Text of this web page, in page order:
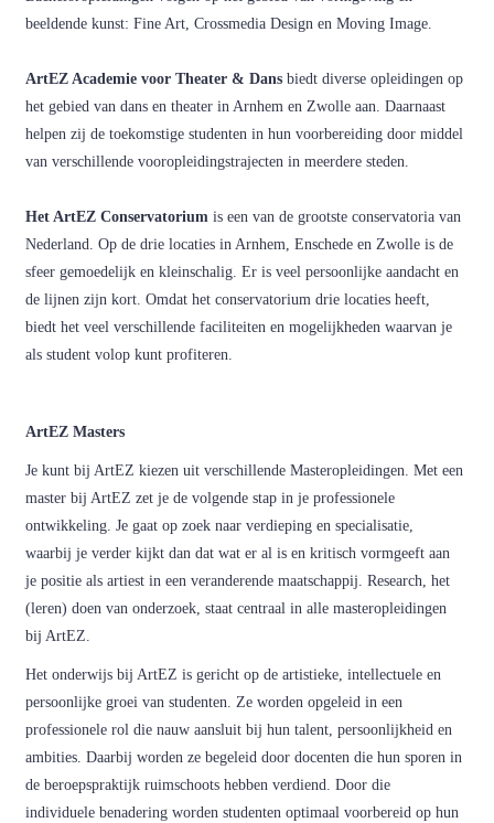
beeldende kunst: Fine Art, Crossmedia Design en Moving Image.
ArtEZ Academie voor Theater & Dans biedt diverse opleidingen op
het gebied van dans en theater in Arnhem en Zwolle aan. Daarnaast
helpen zij de toekomstige studenten in hun voorbereiding door middel
van verschillende vooropleidingstrajecten in meerdere steden.
Het ArtEZ Conservatorium is een van de grootste conservatoria van
Nederland. Op de drie locaties in Arnhem, Enschede en Zwolle is de
sfeer gemoedelijk en kleinschalig. Er is veel persoonlijke aandacht en
de lijnen zijn kort. Omdat het conservatorium drie locaties heeft,
biedt het veel verschillende faciliteiten en mogelijkheden waarvan je
als student volop kunt profiteren.
ArtEZ Masters
Je kunt bij ArtEZ kiezen uit verschillende Masteropleidingen. Met een
master bij ArtEZ zet je de volgende stap in je professionele
ontwikkeling. Je gaat op zoek naar verdieping en specialisatie,
waarbij je verder kijkt dan dat wat er al is en kritisch vormgeeft aan
je positie als artiest in een veranderende maatschappij. Research, het
(leren) doen van onderzoek, staat centraal in alle masteropleidingen
bij ArtEZ.
Het onderwijs bij ArtEZ is gericht op de artistieke, intellectuele en
persoonlijke groei van studenten. Ze worden opgeleid in een
professionele rol die nauw aansluit bij hun talent, persoonlijkheid en
ambities. Daarbij worden ze begeleid door docenten die hun sporen in
de beroepspraktijk ruimschoots hebben verdiend. Door die
individuele benadering worden studenten optimaal voorbereid op hun